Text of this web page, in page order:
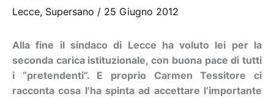
Lecce, Supersano / 25 Giugno 2012
Alla fine il sindaco di Lecce ha voluto lei per la
seconda carica istituzionale, con buona pace di tutti
i “pretendenti”. E proprio Carmen Tessitore ci
racconta cosa l’ha spinta ad accettare l’importante